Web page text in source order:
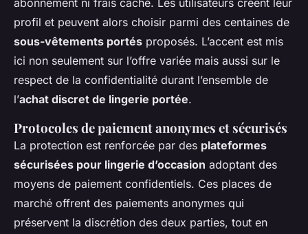
abonnement ni frais caché. Les utilisateurs créent leur
profil et peuvent alors choisir parmi des centaines de
sous-vêtements portés proposés. L’accent est mis
ici non seulement sur l’offre variée mais aussi sur le
respect de la confidentialité durant l’ensemble de
l’achat discret de lingerie portée.
Protocoles de paiement anonymes et sécurisés
La protection est renforcée par des plateformes
sécurisées pour lingerie d’occasion adoptant des
moyens de paiement confidentiels. Ces places de
marché offrent des paiements anonymes qui
préservent la discrétion des deux parties, tout en